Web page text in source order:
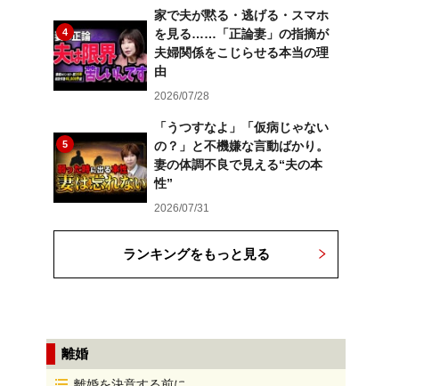
4
家で夫が黙る・逃げる・スマホ
を見る……「正論妻」の指摘が
夫婦関係をこじらせる本当の理
由
2026/07/28
5
「うつすなよ」「仮病じゃない
の？」と不機嫌な言動ばかり。
妻の体調不良で見える“夫の本
性”
2026/07/31
ランキングをもっと見る
離婚